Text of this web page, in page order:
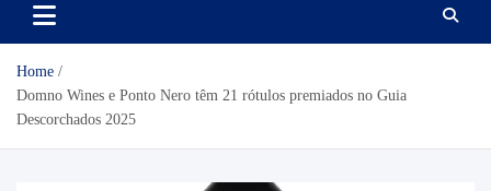
Home
Domno Wines e Ponto Nero têm 21 rótulos premiados no Guia
Descorchados 2025